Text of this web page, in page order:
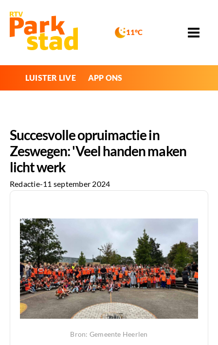
11°C
LUISTER LIVE APP ONS
Succesvolle opruimactie in
Zeswegen: 'Veel handen maken
licht werk
Redactie-11 september 2024
Bron: Gemeente Heerlen